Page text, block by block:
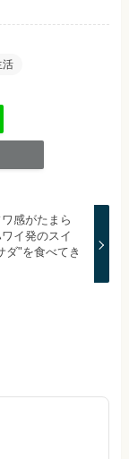
活
感がたまら
イ発のスイ
ダ"を食べてき